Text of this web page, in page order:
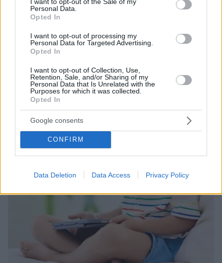
Personal Data.
Opted In
I want to opt-out of processing my
Personal Data for Targeted Advertising.
Opted In
I want to opt-out of Collection, Use,
Retention, Sale, and/or Sharing of my
Personal Data that Is Unrelated with the
Purposes for which it was collected.
Opted In
Google consents
CONFIRM
Data Deletion Data Access Privacy Policy
Με αφορμή τη σημερινή Παγκόσμια Ημέρα
Τηλεόρασης, ανατρέχουμε σε μελέτη που
παρακολουθεί μαζί με τον γονέα